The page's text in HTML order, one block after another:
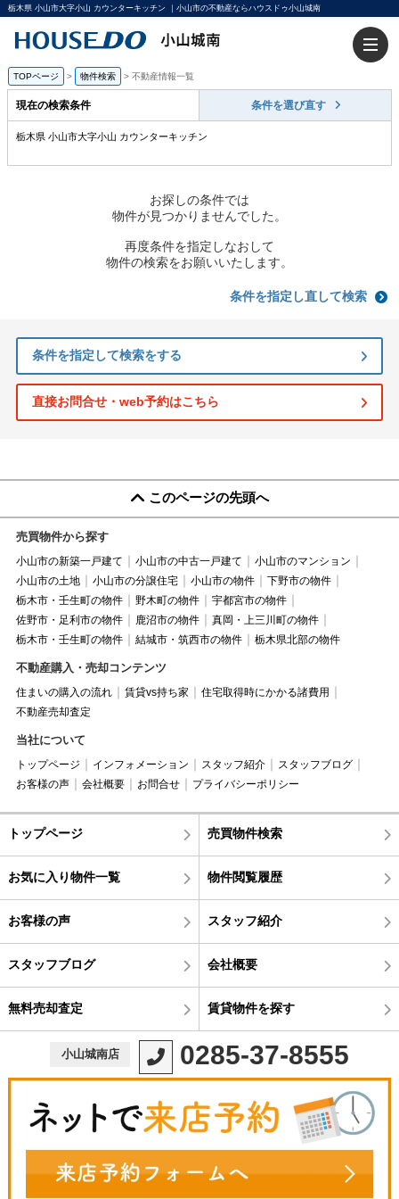
栃木県 小山市大字小山 カウンターキッチン ｜小山市の不動産ならハウスドゥ小山城南
TOPページ > 物件検索 > 不動産情報一覧
現在の検索条件 条件を選び直す
栃木県 小山市大字小山 カウンターキッチン
お探しの条件では
物件が見つかりませんでした。
再度条件を指定しなおして
物件の検索をお願いいたします。
条件を指定し直して検索
条件を指定して検索をする
直接お問合せ・web予約はこちら
このページの先頭へ
売買物件から探す
小山市の新築一戸建て 小山市の中古一戸建て
小山市のマンション
小山市の土地
小山市の分譲住宅 小山市の物件
下野市の物件
栃木市・壬生町の物件
野木町の物件
宇都宮市の物件
佐野市・足利市の物件
鹿沼市の物件
真岡・上三川町の物件
栃木市・壬生町の物件
結城市・筑西市の物件 栃木県北部の物件
不動産購入・売却コンテンツ
住まいの購入の流れ 賃貸vs持ち家
住宅取得時にかかる諸費用
不動産売却査定
当社について
トップページ インフォメーション スタッフ紹介
スタッフブログ
お客様の声
会社概要 お問合せ プライバシーポリシー
トップページ 売買物件検索
お気に入り物件一覧 物件閲覧履歴
お客様の声 スタッフ紹介
スタッフブログ 会社概要
無料売却査定 賃貸物件を探す
小山城南店 0285-37-8555